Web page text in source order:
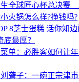
生全球匠心杯总决赛
火锅怎么样?挣钱吗?
8芝士蛋糕 话你知边
最厚？
单：必胜客如何让
聋子：一碗正宗津